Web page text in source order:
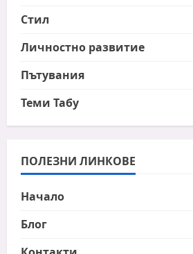
Стил
Личностно развитие
Пътувания
Теми Табу
ПОЛЕЗНИ ЛИНКОВЕ
Начало
Блог